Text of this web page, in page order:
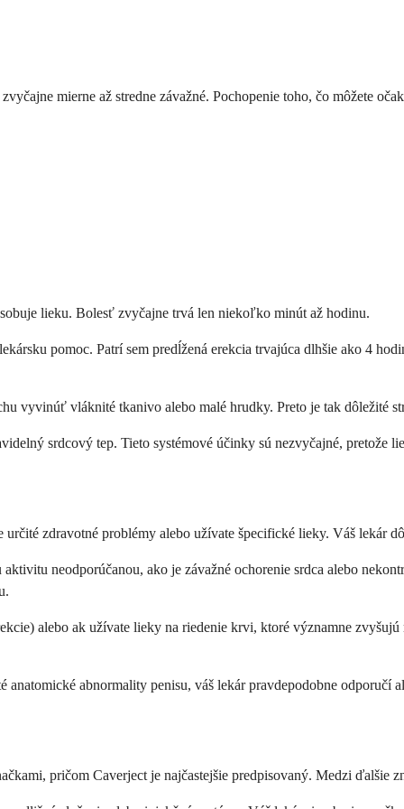
mierne až stredne závažné. Pochopenie toho, čo môžete
lieku. Bolesť zvyčajne trvá len niekoľko minút až hodinu.
pomoc. Patrí sem predĺžená erekcia trvajúca dlhšie ako 4
vyvinúť vláknité tkanivo alebo malé hrudky. Preto je tak dôležité
srdcový tep. Tieto systémové účinky sú nezvyčajné, pretože
zdravotné problémy alebo užívate špecifické lieky. Váš lekár
neodporúčanou, ako je závažné ochorenie srdca alebo
alebo ak užívate lieky na riedenie krvi, ktoré významne
abnormality penisu, váš lekár pravdepodobne odporučí
pričom Caverject je najčastejšie predpisovaný. Medzi ďalšie